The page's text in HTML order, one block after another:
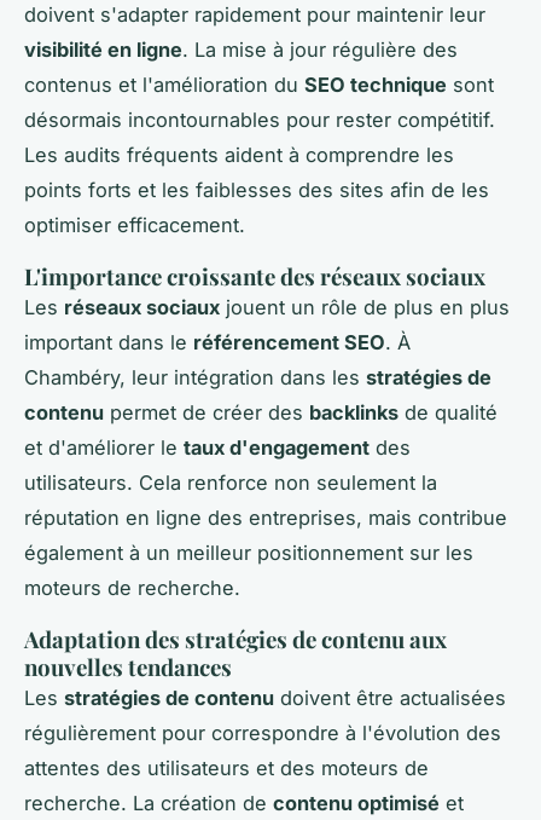
doivent s'adapter rapidement pour maintenir leur
visibilité en ligne. La mise à jour régulière des
contenus et l'amélioration du SEO technique sont
désormais incontournables pour rester compétitif.
Les audits fréquents aident à comprendre les
points forts et les faiblesses des sites afin de les
optimiser efficacement.
L'importance croissante des réseaux sociaux
Les réseaux sociaux jouent un rôle de plus en plus
important dans le référencement SEO. À
Chambéry, leur intégration dans les stratégies de
contenu permet de créer des backlinks de qualité
et d'améliorer le taux d'engagement des
utilisateurs. Cela renforce non seulement la
réputation en ligne des entreprises, mais contribue
également à un meilleur positionnement sur les
moteurs de recherche.
Adaptation des stratégies de contenu aux
nouvelles tendances
Les stratégies de contenu doivent être actualisées
régulièrement pour correspondre à l'évolution des
attentes des utilisateurs et des moteurs de
recherche. La création de contenu optimisé et